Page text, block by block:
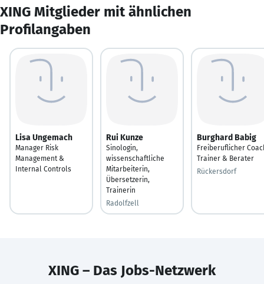
XING Mitglieder mit ähnlichen
Profilangaben
Lisa Ungemach
Manager Risk
Management &
Internal Controls
Rui Kunze
Sinologin,
wissenschaftliche
Mitarbeiterin,
Übersetzerin,
Trainerin
Radolfzell
Burghard Babig
Freiberuflicher
Trainer & Berater
Rückersdorf
XING – Das Jobs-Netzwerk